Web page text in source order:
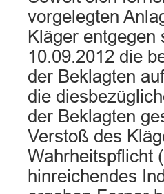
vorgelegten
Kläger
10.09.2012 die
der Beklagten
die
der Beklagten
Verstoß des
Wahrheitspflicht (
hinreichendes